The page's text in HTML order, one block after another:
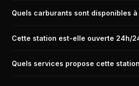
(27350) est de 2,059 € le litre, relevé il y
Quels carburants sont disponibles
: Diesel, SP95, SP98.
Cette station est-elle ouverte 24h/
Quels services propose cette